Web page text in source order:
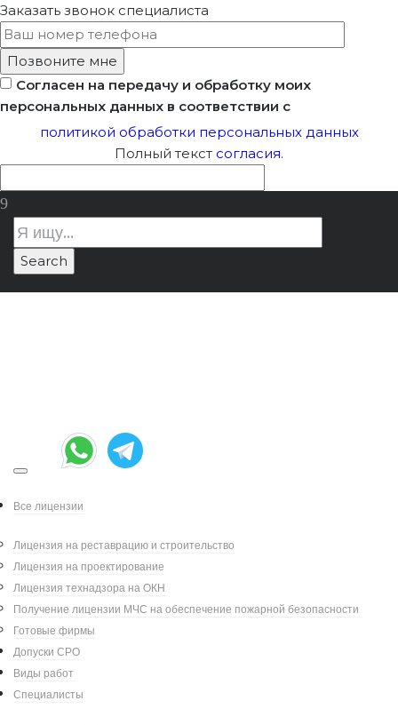
Заказать звонок специалиста
Согласен на передачу и обработку моих
персональных данных в соответствии с
политикой обработки персональных данных
Полный текст согласия.
Все лицензии
Лицензия на реставрацию и строительство
Лицензия на проектирование
Лицензия технадзора на ОКН
Получение лицензии МЧС на обеспечение пожарной безопасности
Готовые фирмы
Допуски СРО
Виды работ
Специалисты
Мар 01, 2026
Написал:Александр Петров
Категория:Новости
Главный документ, который
регулирует ответственность
владельцев памятников истории и